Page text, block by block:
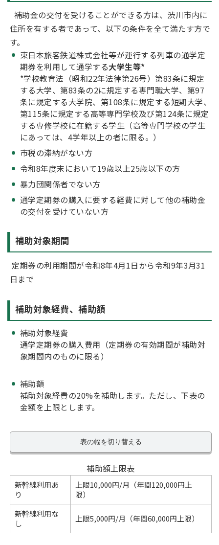
補助金の交付を受けることができる方は、渋川市内に
住所を有する者であって、以下の条件を全て満たす方で
す。
東日本旅客鉄道株式会社等が運行する列車の通学定
期券を利用して通学する大学生等*
*学校教育法（昭和22年法律第26号）第83条に規定
する大学、第83条の2に規定する専門職大学、第97
条に規定する大学院、第108条に規定する短期大学、
第115条に規定する高等専門学校及び第124条に規定
する専修学校に在籍する学生（高等専門学校の学生
にあっては、4学年以上の者に限る。）
市税の滞納がない方
令和8年度末において19歳以上25歳以下の方
暴力団関係者でない方
通学定期券の購入に要する経費に対して他の補助金
の交付を受けていない方
補助対象期間
定期券の利用期間が令和8年4月1日から令和9年3月31
日まで
補助対象経費、補助額
補助対象経費
通学定期券の購入費用（定期券の有効期間が補助対
象期間内のものに限る）
補助額
補助対象経費の20%を補助します。ただし、下表の
金額を上限とします。
表の幅を切り替える
補助額上限表
新幹線利用あ
り
上限10,000円/月（年間120,000円上
限）
新幹線利用な
し
上限5,000円/月（年間60,000円上限）